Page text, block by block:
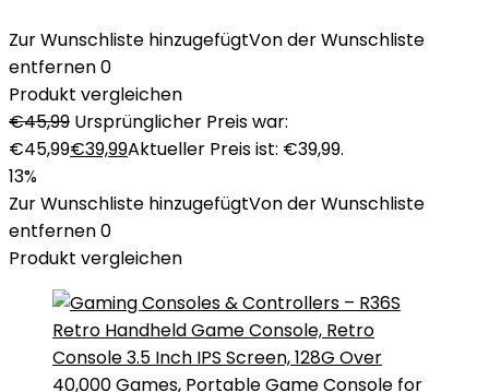
Zur Wunschliste hinzugefügtVon der Wunschliste
entfernen0
Produkt vergleichen
€45,99 Ursprünglicher Preis war:
€45,99€39,99Aktueller Preis ist: €39,99.
13%
Zur Wunschliste hinzugefügtVon der Wunschliste
entfernen0
Produkt vergleichen